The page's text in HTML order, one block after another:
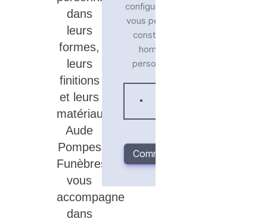
dans
leurs
formes,
leurs
finitions
et leurs
matériaux.
Aude
Pompes
Funèbres
vous
accompagne
dans